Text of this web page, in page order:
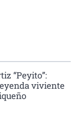
“Peyito”:
viviente